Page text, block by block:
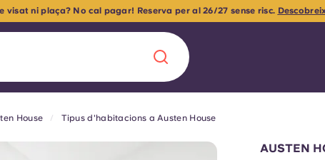
visat ni plaça? No cal pagar! Reserva per al 26/27 sense risc.
House Tipus d'habitacions a Austen House
AUSTEN